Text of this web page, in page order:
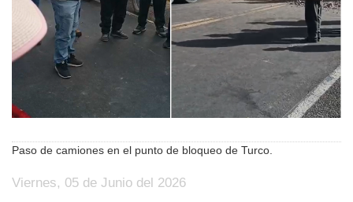
Paso de camiones en el punto de bloqueo de Turco.
Viernes, 05 de Junio del 2026